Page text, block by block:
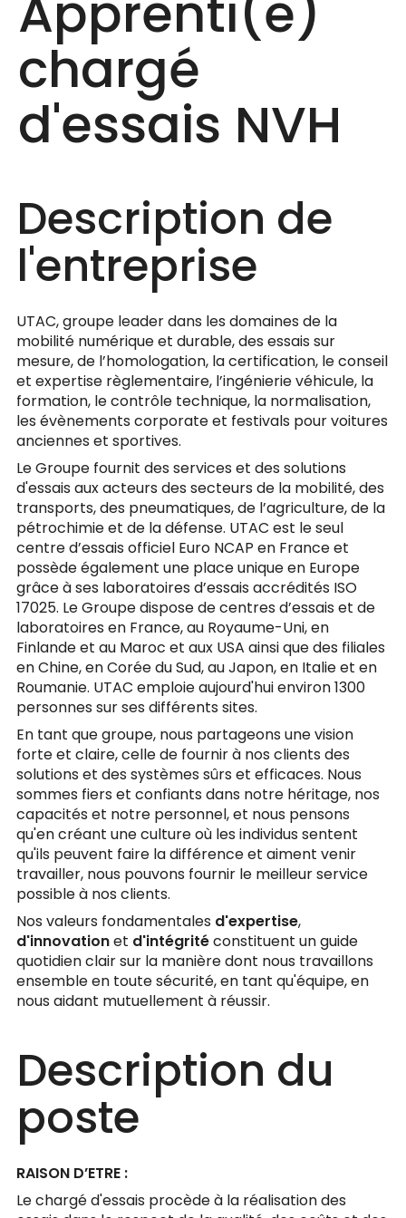
chargé
d'essais NVH
Description de
l'entreprise
UTAC, groupe leader dans les domaines de la
mobilité numérique et durable, des essais sur
mesure, de l’homologation, la certification, le conseil
et expertise règlementaire, l’ingénierie véhicule, la
formation, le contrôle technique, la normalisation,
les évènements corporate et festivals pour voitures
anciennes et sportives.
Le Groupe fournit des services et des solutions
d'essais aux acteurs des secteurs de la mobilité, des
transports, des pneumatiques, de l’agriculture, de la
pétrochimie et de la défense. UTAC est le seul
centre d’essais officiel Euro NCAP en France et
possède également une place unique en Europe
grâce à ses laboratoires d’essais accrédités ISO
17025. Le Groupe dispose de centres d’essais et de
laboratoires en France, au Royaume-Uni, en
Finlande et au Maroc et aux USA ainsi que des filiales
en Chine, en Corée du Sud, au Japon, en Italie et en
Roumanie. UTAC emploie aujourd'hui environ 1300
personnes sur ses différents sites.
En tant que groupe, nous partageons une vision
forte et claire, celle de fournir à nos clients des
solutions et des systèmes sûrs et efficaces. Nous
sommes fiers et confiants dans notre héritage, nos
capacités et notre personnel, et nous pensons
qu'en créant une culture où les individus sentent
qu'ils peuvent faire la différence et aiment venir
travailler, nous pouvons fournir le meilleur service
possible à nos clients.
Nos valeurs fondamentales d'expertise,
d'innovationet d'intégritéconstituent un guide
quotidien clair sur la manière dont nous travaillons
ensemble en toute sécurité, en tant qu'équipe, en
nous aidant mutuellement à réussir.
Description du
poste
RAISON D’ETRE :
Le chargé d'essais procède à la réalisation des